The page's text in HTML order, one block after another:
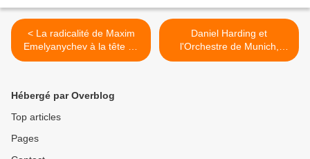
< La radicalité de Maxim
Emelyanychev à la tête du
Philhar' dans Mozart et
Daniel Harding et
l'Orchestre de Munich,
entre ordre et fantaisie
Hébergé par Overblog
Top articles
Pages